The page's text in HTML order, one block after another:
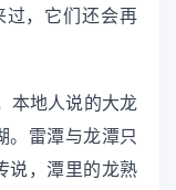
过，它们还会再
本地人说的大龙
。雷潭与龙潭只
说，潭里的龙熟